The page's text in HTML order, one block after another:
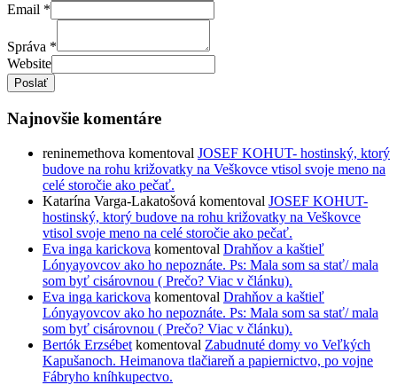
Email *
Správa *
Website
Poslať
Najnovšie komentáre
reninemethova komentoval JOSEF KOHUT- hostinský, ktorý
budove na rohu križovatky na Veškovce vtisol svoje meno na
celé storočie ako pečať.
Katarína Varga-Lakatošová komentoval JOSEF KOHUT-
hostinský, ktorý budove na rohu križovatky na Veškovce
vtisol svoje meno na celé storočie ako pečať.
Eva inga karickova komentoval Drahňov a kaštieľ
Lónyayovcov ako ho nepoznáte. Ps: Mala som sa stať/ mala
som byť cisárovnou ( Prečo? Viac v článku).
Eva inga karickova komentoval Drahňov a kaštieľ
Lónyayovcov ako ho nepoznáte. Ps: Mala som sa stať/ mala
som byť cisárovnou ( Prečo? Viac v článku).
Bertók Erzsébet komentoval Zabudnuté domy vo Veľkých
Kapušanoch. Heimanova tlačiareň a papiernictvo, po vojne
Fábryho kníhkupectvo.